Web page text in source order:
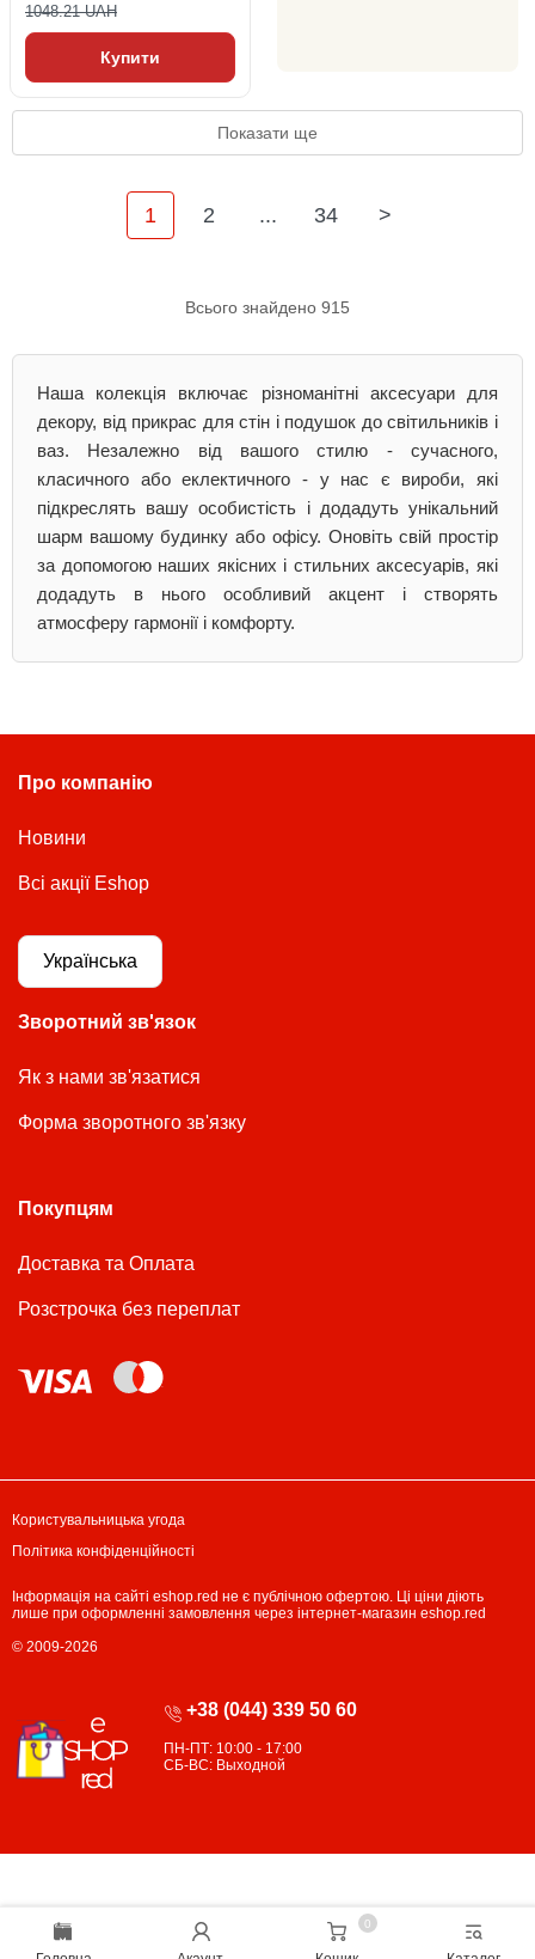
0
1048.21 UAH
Купити
Показати ще
1 2 ... 34 >
Всього знайдено 915
Наша колекція включає різноманітні аксесуари для
декору, від прикрас для стін і подушок до світильників і
ваз. Незалежно від вашого стилю - сучасного,
класичного або еклектичного - у нас є вироби, які
підкреслять вашу особистість і додадуть унікальний
шарм вашому будинку або офісу. Оновіть свій простір
за допомогою наших якісних і стильних аксесуарів, які
додадуть в нього особливий акцент і створять
атмосферу гармонії і комфорту.
Про компанію
Новини
Всі акції Eshop
Українська
Зворотний зв'язок
Як з нами зв'язатися
Форма зворотного зв'язку
Покупцям
Доставка та Оплата
Розстрочка без переплат
+38 (044) 339 50 60
ПН-ПТ: 10:00 - 17:00
СБ-ВС: Выходной
Користувальницька угода
Політика конфіденційності
Інформація на сайті eshop.red не є публічною офертою. Ці ціни діють
лише при оформленні замовлення через інтернет-магазин eshop.red
© 2009-2026